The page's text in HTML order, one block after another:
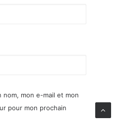
nom, mon e-mail et mon
pour mon prochain